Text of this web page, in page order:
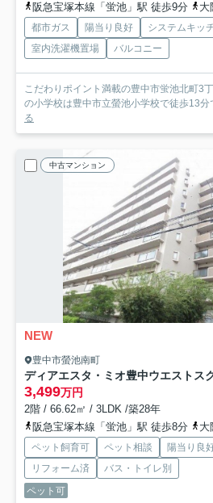
阪急宝塚本線「蛍池」駅 徒歩9分
大
都市ガス 陽当り良好 システムキッ
室内洗濯機置場
バルコニー
こだわりポイント満載の豊中市蛍池北町
の小学校は豊中市立螢池小学校で徒歩13
る
中古マンション
NEW
豊中市螢池南町
ディアエスタ・ミオ豊中ウエストス
3,499万円
2階 / 66.62㎡ / 3LDK /築28年
阪急宝塚本線「蛍池」駅 徒歩8分
大
ペット飼育可 ペット相談 陽当り良
リフォーム済
バス・トイレ別
ペット可